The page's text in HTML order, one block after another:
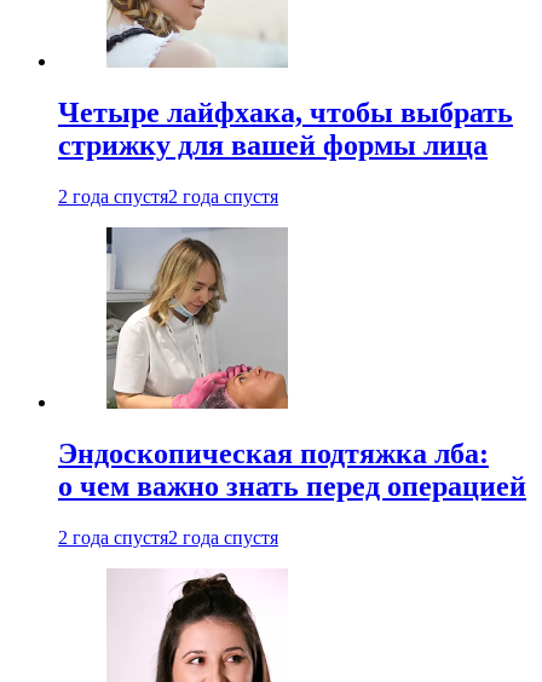
Четыре лайфхака, чтобы выбрать
стрижку для вашей формы лица
2 года спустя2 года спустя
Эндоскопическая подтяжка лба:
о чем важно знать перед операцией
2 года спустя2 года спустя